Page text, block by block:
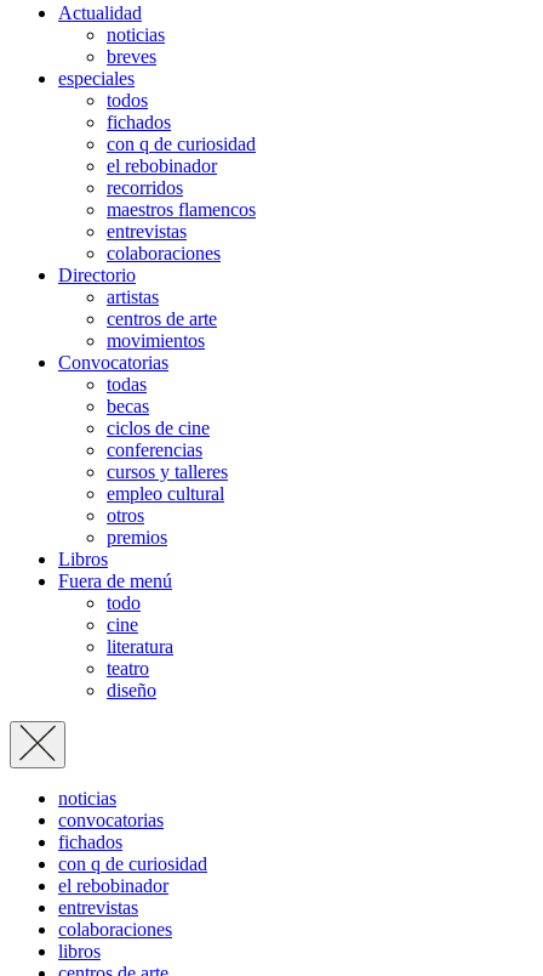
Actualidad
noticias
breves
especiales
todos
fichados
con q de curiosidad
el rebobinador
recorridos
maestros flamencos
entrevistas
colaboraciones
Directorio
artistas
centros de arte
movimientos
Convocatorias
todas
becas
ciclos de cine
conferencias
cursos y talleres
empleo cultural
otros
premios
Libros
Fuera de menú
todo
cine
literatura
teatro
diseño
noticias
convocatorias
fichados
con q de curiosidad
el rebobinador
entrevistas
colaboraciones
libros